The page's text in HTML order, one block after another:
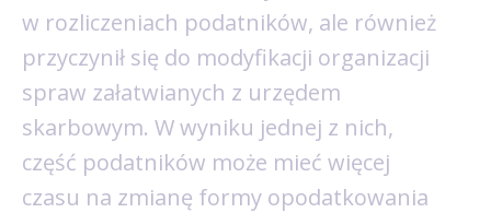
w rozliczeniach podatników, ale również
przyczynił się do modyfikacji organizacji
spraw załatwianych z urzędem
skarbowym. W wyniku jednej z nich,
część podatników może mieć więcej
czasu na zmianę formy opodatkowania